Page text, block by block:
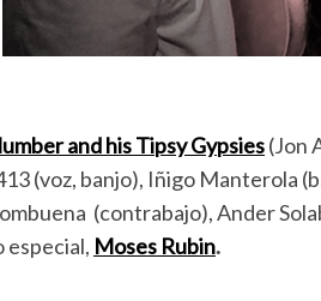
and his Tipsy Gypsies(Jon
(voz, banjo), Iñigo Manterola
(contrabajo), Ander
especial, Moses Rubin.